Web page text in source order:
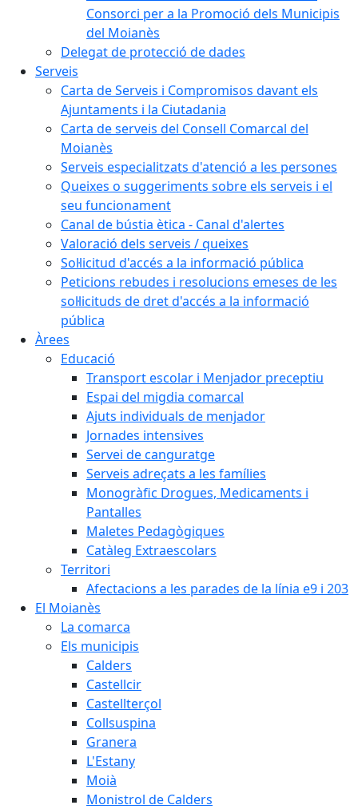
Consorci per a la Promoció dels Municipis
del Moianès
Delegat de protecció de dades
Serveis
Carta de Serveis i Compromisos davant els
Ajuntaments i la Ciutadania
Carta de serveis del Consell Comarcal del
Moianès
Serveis especialitzats d'atenció a les persones
Queixes o suggeriments sobre els serveis i el
seu funcionament
Canal de bústia ètica - Canal d'alertes
Valoració dels serveis / queixes
Sol·licitud d'accés a la informació pública
Peticions rebudes i resolucions emeses de les
sol·licituds de dret d'accés a la informació
pública
Àrees
Educació
Transport escolar i Menjador preceptiu
Espai del migdia comarcal
Ajuts individuals de menjador
Jornades intensives
Servei de canguratge
Serveis adreçats a les famílies
Monogràfic Drogues, Medicaments i
Pantalles
Maletes Pedagògiques
Catàleg Extraescolars
Territori
Afectacions a les parades de la línia e9 i 203
El Moianès
La comarca
Els municipis
Calders
Castellcir
Castellterçol
Collsuspina
Granera
L'Estany
Moià
Monistrol de Calders